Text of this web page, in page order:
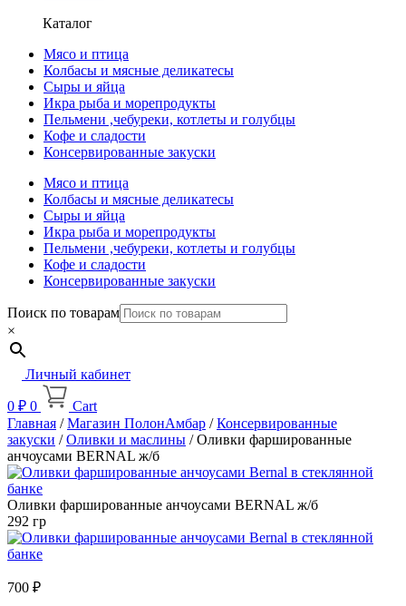
Каталог
Мясо и птица
Колбасы и мясные деликатесы
Сыры и яйца
Икра рыба и морепродукты
Пельмени ,чебуреки, котлеты и голубцы
Кофе и сладости
Консервированные закуски
Мясо и птица
Колбасы и мясные деликатесы
Сыры и яйца
Икра рыба и морепродукты
Пельмени ,чебуреки, котлеты и голубцы
Кофе и сладости
Консервированные закуски
Поиск по товарам
×
Личный кабинет
0 ₽ 0
Cart
Главная /Магазин ПолонАмбар /Консервированные
закуски /Оливки и маслины / Оливки фаршированные
анчоусами BERNAL ж/б
Оливки фаршированные анчоусами BERNAL ж/б
292 гр
700 ₽